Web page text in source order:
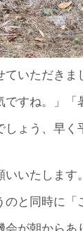
いただき
すね。」「
ょう、早
いたします
と同時に